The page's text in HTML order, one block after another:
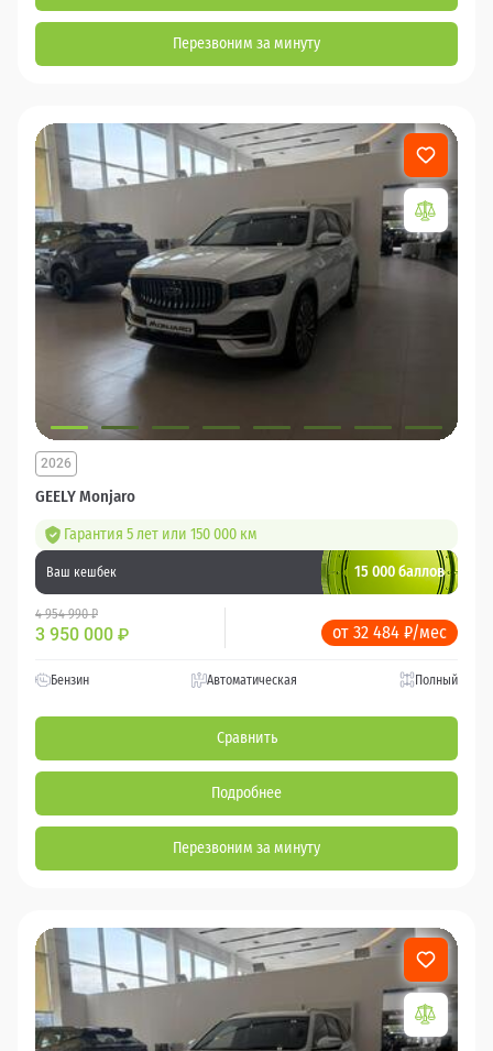
Перезвоним за минуту
GEELY Monjaro
2026
Гарантия 5 лет или 150 000 км
Ваш кешбек 15 000 баллов
4 954 990 ₽
3 950 000 ₽ от 32 484 ₽/мес
Бензин Автоматическая Полный
Сравнить
Подробнее
Перезвоним за минуту